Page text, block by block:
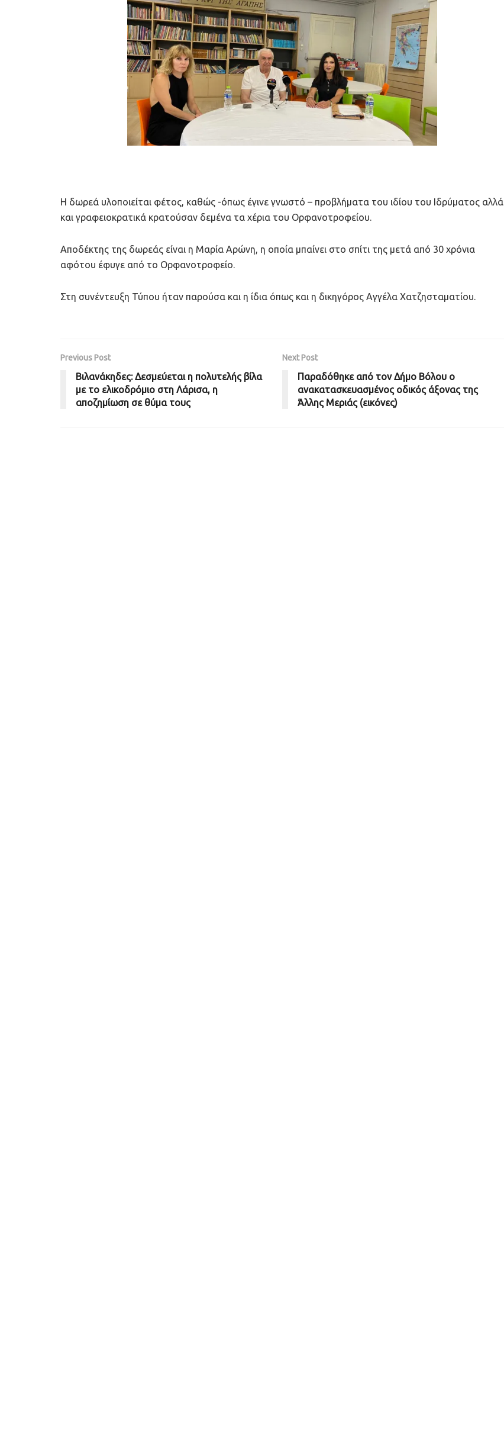
Η δωρεά υλοποιείται φέτος, καθώς -όπως έγινε γνωστό – προβλήματα του ιδίου του Ιδρύματος αλλά
και γραφειοκρατικά κρατούσαν δεμένα τα χέρια του Ορφανοτροφείου.
Αποδέκτης της δωρεάς είναι η Μαρία Αρώνη, η οποία μπαίνει στο σπίτι της μετά από 30 χρόνια
αφότου έφυγε από το Ορφανοτροφείο.
Στη συνέντευξη Τύπου ήταν παρούσα και η ίδια όπως και η δικηγόρος Αγγέλα Χατζησταματίου.
Previous Post
Βιλανάκηδες: Δεσμεύεται η πολυτελής βίλα
με το ελικοδρόμιο στη Λάρισα, η
αποζημίωση σε θύμα τους
Next Post
Παραδόθηκε από τον Δήμο Βόλου ο
ανακατασκευασμένος οδικός άξονας της
Άλλης Μεριάς (εικόνες)